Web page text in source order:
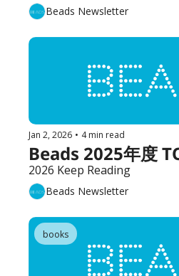
Beads Newsletter
Jan 2, 2026 • 4 min read
Beads 2025年度
2026 Keep Reading
Beads Newsletter
books